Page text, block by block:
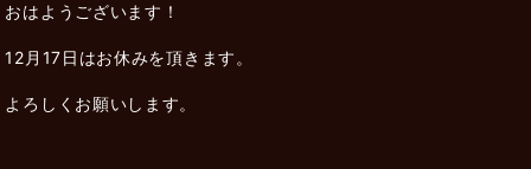
おはようございます！
12月17日はお休みを頂きます。
よろしくお願いします。